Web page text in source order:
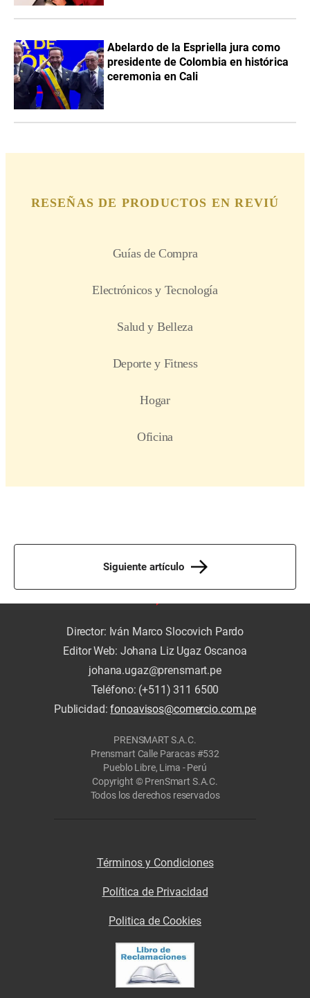
Abelardo de la Espriella jura como
presidente de Colombia en histórica
ceremonia en Cali
Siguiente artículo
Director: Iván Marco Slocovich Pardo
Editor Web: Johana Liz Ugaz Oscanoa
johana.ugaz@prensmart.pe
Teléfono: (+511) 311 6500
Publicidad:fonoavisos@comercio.com.pe
PRENSMART S.A.C.
Prensmart Calle Paracas #532
Pueblo Libre, Lima - Perú
Copyright © PrenSmart S.A.C.
Todos los derechos reservados
Términos y Condiciones
Política de Privacidad
Politica de Cookies